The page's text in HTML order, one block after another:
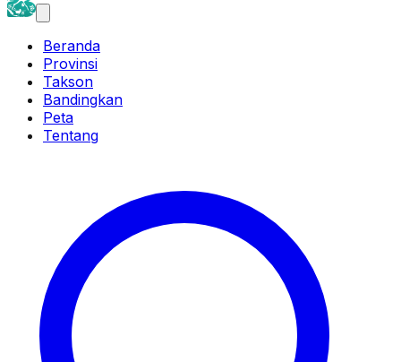
Beranda
Provinsi
Takson
Bandingkan
Peta
Tentang